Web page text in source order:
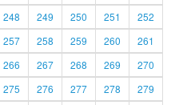
248 249 250 251
252
257 258 259 260
261
266 267 268 269
270
275 276 277 278
279